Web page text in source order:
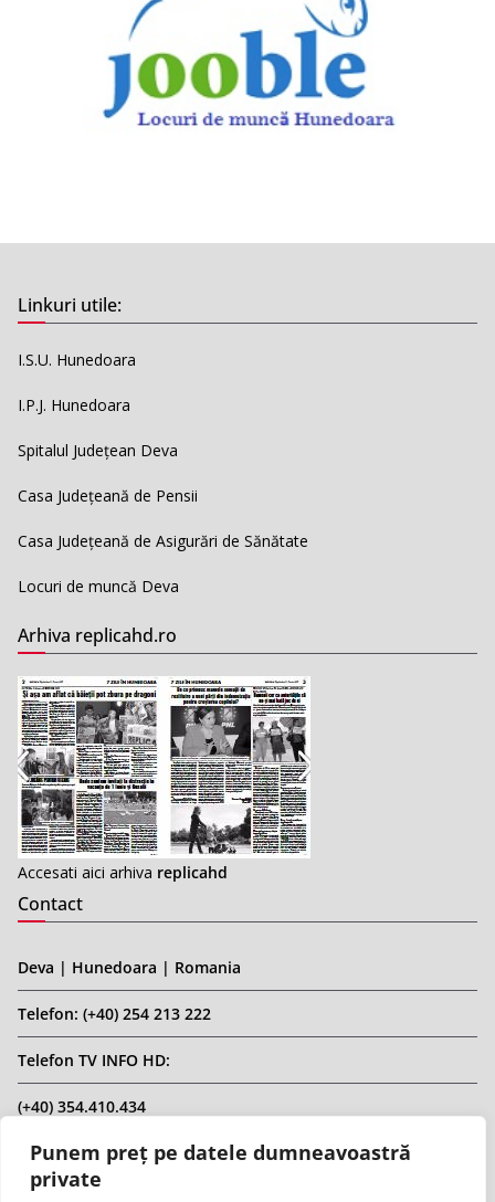
Punem preț pe datele dumneavoastră
private
Linkuri utile:
I.S.U. Hunedoara
I.P.J. Hunedoara
Spitalul Județean Deva
Casa Județeană de Pensii
Casa Județeană de Asigurări de Sănătate
Locuri de muncă Deva
Arhiva replicahd.ro
Accesati aici arhiva replicahd
Contact
Deva | Hunedoara | Romania
Telefon: (+40) 254 213 222
Telefon TV INFO HD:
(+40) 354.410.434
Email: infohd20@gmail.com